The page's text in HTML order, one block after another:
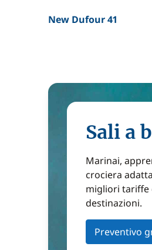
New Dufour 41
Sali a
Marinai,
crociera
migliori tariffe
destinazioni.
Preventivo